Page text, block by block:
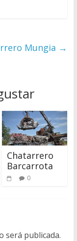
Mungia →
Chatarrero
Barcarrota
0
será publicada.